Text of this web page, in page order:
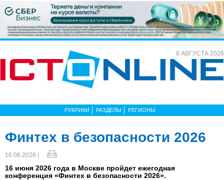
8 АВГУСТА 2026
РУБРИКИ РАЗДЕЛЫ РЕГИОНЫ
Финтех в безопасности 2026
16.06.2026 |
16 июня 2026 года в Москве пройдет ежегодная
конференция «Финтех в безопасности 2026».